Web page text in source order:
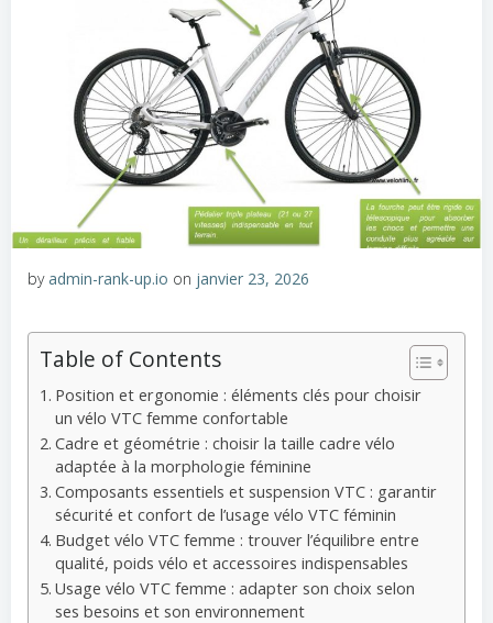
byadmin-rank-up.io on janvier 23, 2026
Table of Contents
Position et ergonomie : éléments clés pour choisir
un vélo VTC femme confortable
Cadre et géométrie : choisir la taille cadre vélo
adaptée à la morphologie féminine
Composants essentiels et suspension VTC : garantir
sécurité et confort de l’usage vélo VTC féminin
Budget vélo VTC femme : trouver l’équilibre entre
qualité, poids vélo et accessoires indispensables
Usage vélo VTC femme : adapter son choix selon
ses besoins et son environnement